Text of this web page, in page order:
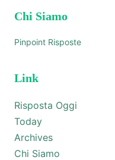
Chi Siamo
Pinpoint Risposte
Link
Risposta Oggi
Today
Archives
Chi Siamo